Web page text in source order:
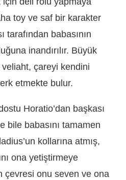
toy ve saf bir karakter
tarafından babasının
inandırılır. Büyük
çareyi kendini
etmekte bulur.
Horatio’dan başkası
bile babasını tamamen
kollarına atmış,
ona yetiştirmeye
çevresi onu seven ve ona